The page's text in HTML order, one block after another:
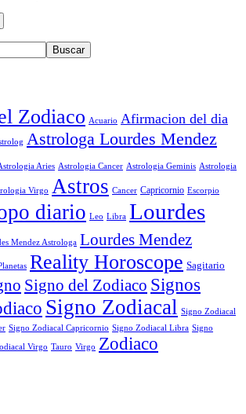
Zodiaco Acuario Afirmacion del dia
Astrologa Lourdes Mendez
Aries Astrologia Cancer Astrologia Geminis Astrologia
Virgo Astros Cancer Capricornio Escorpio
diario Leo Libra Lourdes
Mendez Astrologa Lourdes Mendez
Reality Horoscope Sagitario
Signo del Zodiaco Signos
Signo Zodiacal Signo Zodiacal
Signo Zodiacal Capricornio Signo Zodiacal Libra Signo
Virgo Tauro Virgo Zodiaco